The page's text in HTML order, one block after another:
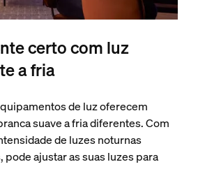
certo com luz
a fria
de luz oferecem
suave a fria diferentes. Com
de luzes noturnas
pode ajustar as suas luzes para